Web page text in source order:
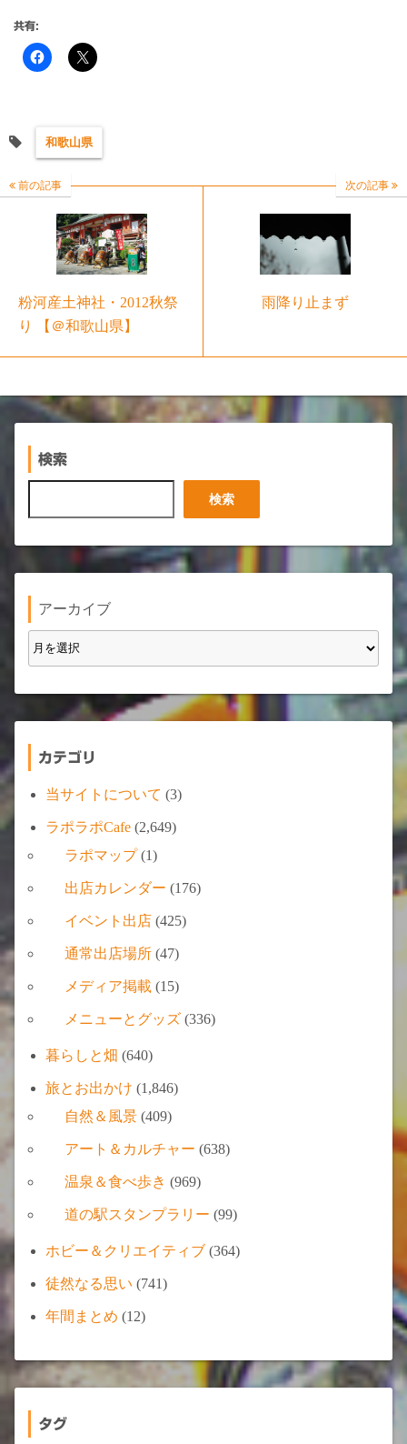
共有:
和歌山県
前の記事
粉河産土神社・2012秋祭
り 【＠和歌山県】
次の記事
雨降り止まず
検索
索
検索
アーカイブ
カテゴリ
当サイトについて (3)
ラポラポCafe (2,649)
ラポマップ(1)
出店カレンダー (176)
イベント出店 (425)
通常出店場所 (47)
メディア掲載 (15)
メニューとグッズ (336)
暮らしと畑 (640)
旅とお出かけ (1,846)
自然＆風景 (409)
アート＆カルチャー (638)
温泉＆食べ歩き (969)
道の駅スタンプラリー (99)
ホビー＆クリエイティブ (364)
徒然なる思い (741)
年間まとめ (12)
タグ